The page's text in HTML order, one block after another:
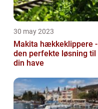
30 may 2023
Makita hækkeklippere -
den perfekte løsning til
din have